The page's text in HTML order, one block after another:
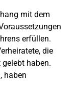
mit dem
erfüllen.
die
haben.
haben